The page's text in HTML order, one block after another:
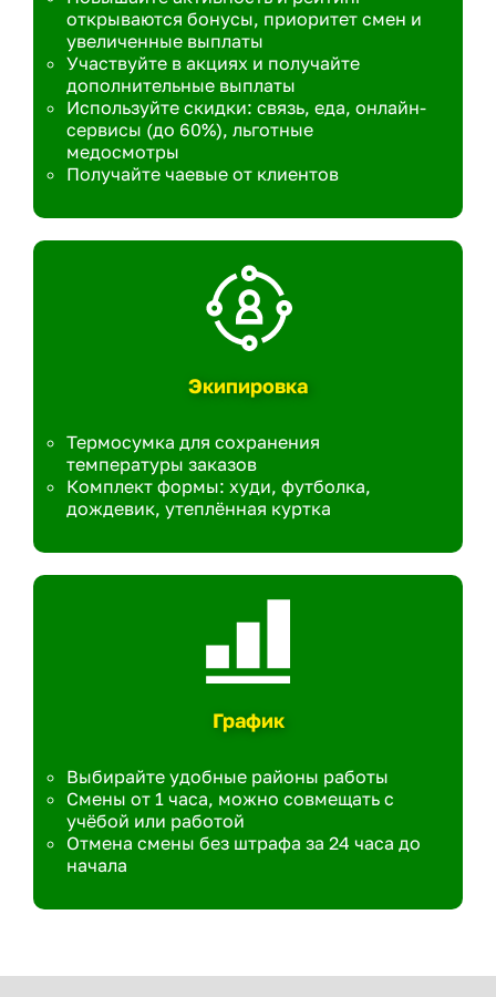
открываются бонусы, приоритет смен и
увеличенные выплаты
Участвуйте в акциях и получайте
дополнительные выплаты
Используйте скидки: связь, еда, онлайн-
сервисы (до 60%), льготные
медосмотры
Получайте чаевые от клиентов
Экипировка
Термосумка для сохранения
температуры заказов
Комплект формы: худи, футболка,
дождевик, утеплённая куртка
График
Выбирайте удобные районы работы
Смены от 1 часа, можно совмещать с
учёбой или работой
Отмена смены без штрафа за 24 часа до
начала